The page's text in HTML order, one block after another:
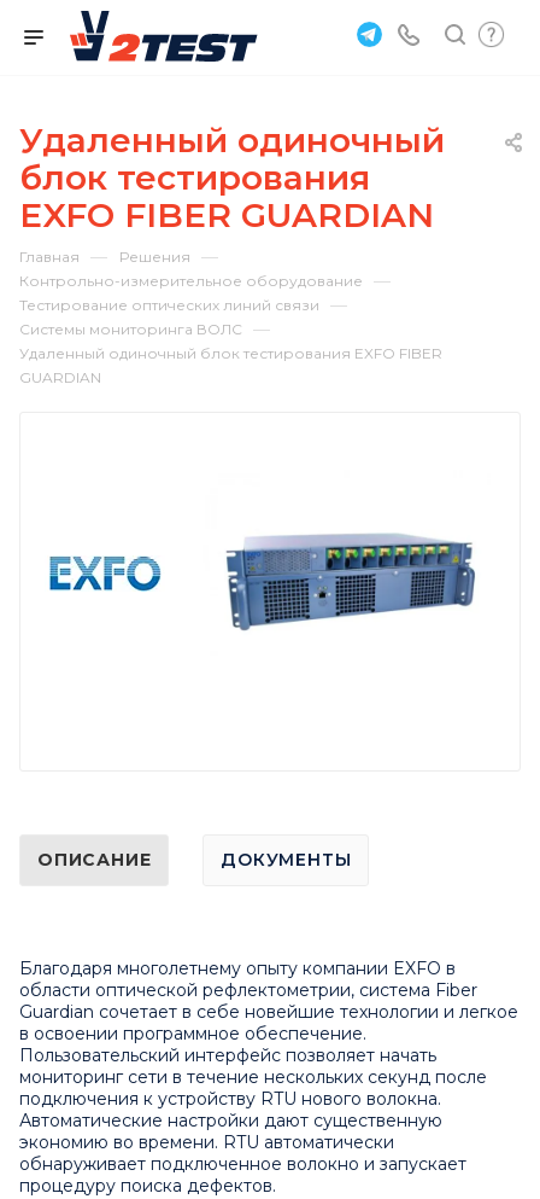
Удаленный одиночный
блок тестирования
EXFO FIBER GUARDIAN
Главная — Решения —
Контрольно-измерительное оборудование —
Тестирование оптических линий связи —
Системы мониторинга ВОЛС —
Удаленный одиночный блок тестирования EXFO FIBER
GUARDIAN
ОПИСАНИЕ ДОКУМЕНТЫ
Благодаря многолетнему опыту компании EXFO в
области оптической рефлектометрии, система Fiber
Guardian сочетает в себе новейшие технологии и легкое
в освоении программное обеспечение.
Пользовательский интерфейс позволяет начать
мониторинг сети в течение нескольких секунд после
подключения к устройству RTU нового волокна.
Автоматические настройки дают существенную
экономию во времени. RTU автоматически
обнаруживает подключенное волокно и запускает
процедуру поиска дефектов.